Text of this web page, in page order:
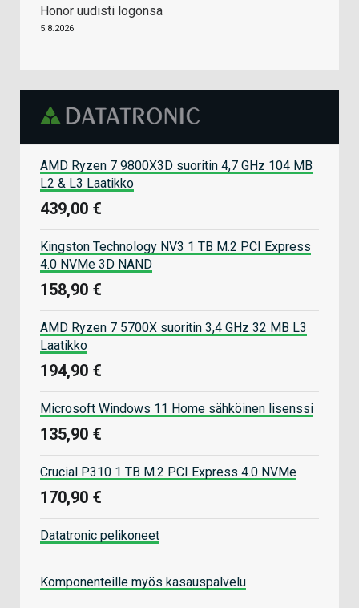
Honor uudisti logonsa
5.8.2026
AMD Ryzen 7 9800X3D suoritin 4,7 GHz 104 MB
L2 & L3 Laatikko
439,00 €
Kingston Technology NV3 1 TB M.2 PCI Express
4.0 NVMe 3D NAND
158,90 €
AMD Ryzen 7 5700X suoritin 3,4 GHz 32 MB L3
Laatikko
194,90 €
Microsoft Windows 11 Home sähköinen lisenssi
135,90 €
Crucial P310 1 TB M.2 PCI Express 4.0 NVMe
170,90 €
Datatronic pelikoneet
Komponenteille myös kasauspalvelu